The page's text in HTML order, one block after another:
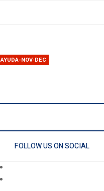
AYUDA-NOV-DEC
FOLLOW US ON SOCIAL